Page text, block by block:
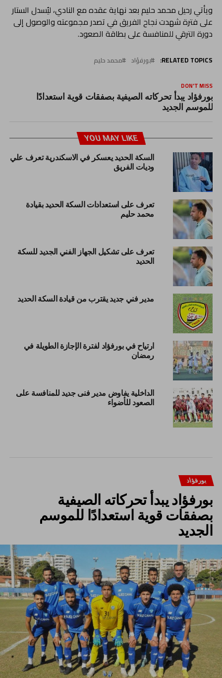
ويأتي رحيل محمد حليم بعد نهاية عقده مع النادي، ليُسدل الستار
على فترة شهدت نجاح الفريق في تصدر مجموعته والوصول إلى
دورة الترقي للمنافسة على بطاقة الصعود.
RELATED TOPICS: بورفؤاد محمد حليم
DON'T MISS
بورفؤاد يبدأ تحركاته الصيفية بصفقات قوية استعدادًا
للموسم الجديد
YOU MAY LIKE
السكة الحديد يعسكر في الاسكندرية تعرف علي
وديات الفريق
تعرف على استعدادات السكة الحديد بقيادة
محمد حليم
تعرف على تشكيل الجهاز الفني الجديد للسكة
الحديد
مدير فني جديد يقترب من قيادة السكة الحديد
ارتياح في بورفؤاد لفترة الإجازة الطويلة في
رمضان
الداخلية يفاوض مدير فنى جديد للمنافسة على
الصعود للأضواء
بورفؤاد
بورفؤاد يبدأ تحركاته الصيفية
بصفقات قوية استعدادًا للموسم
الجديد